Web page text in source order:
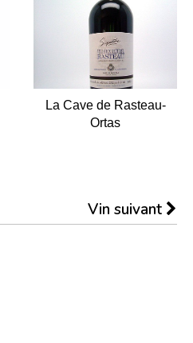
La Cave de Rasteau-
Ortas
Vin suivant